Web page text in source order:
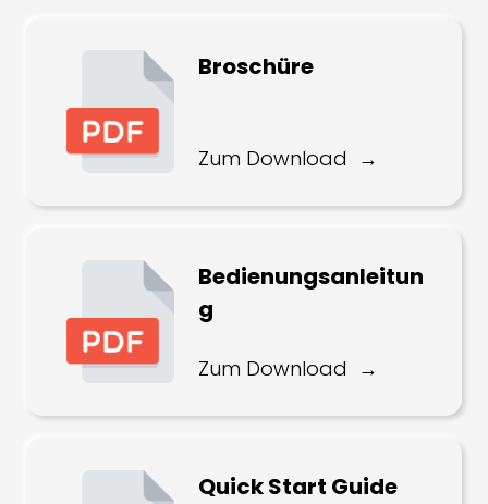
Broschüre
Zum Download
Bedienungsanleitun
g
Zum Download
Quick Start Guide